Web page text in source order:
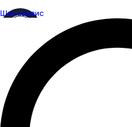
Шинсервис